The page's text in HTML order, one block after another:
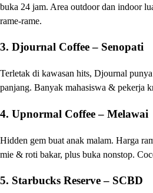
buka 24 jam. Area outdoor dan indoor
rame-rame.
3. Djournal Coffee – Senopati
Terletak di kawasan hits, Djournal
panjang. Banyak mahasiswa & pekerja
4. Upnormal Coffee – Melawai
Hidden gem buat anak malam. Harga
mie & roti bakar, plus buka nonstop.
5. Starbucks Reserve – SCBD